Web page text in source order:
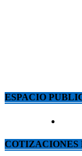
ESPACIO
COTIZACIONES